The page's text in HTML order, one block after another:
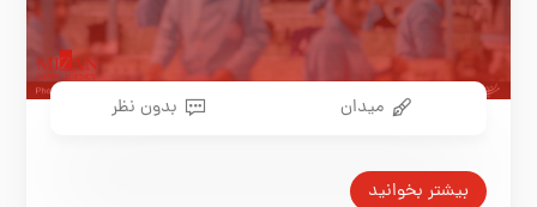
میدان بدون نظر
بیشتر بخوانید